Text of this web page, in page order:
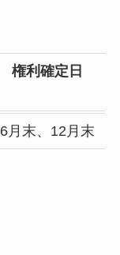
権利確定日
6月末、12月末